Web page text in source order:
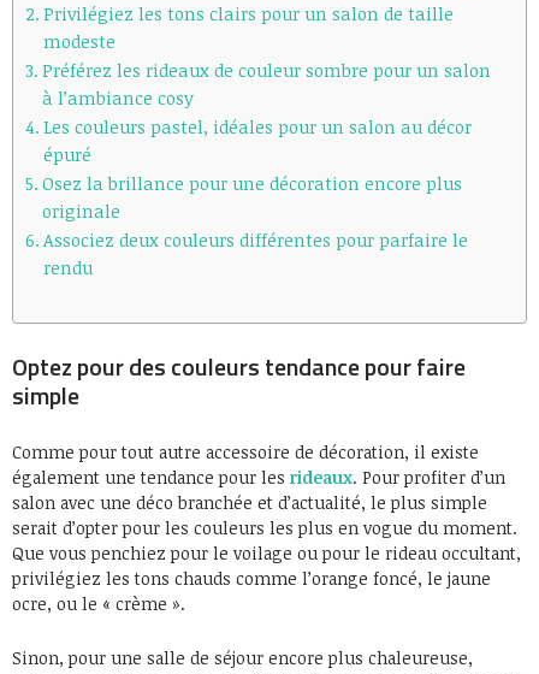
Privilégiez les tons clairs pour un salon de taille
modeste
Préférez les rideaux de couleur sombre pour un salon
à l’ambiance cosy
Les couleurs pastel, idéales pour un salon au décor
épuré
Osez la brillance pour une décoration encore plus
originale
Associez deux couleurs différentes pour parfaire le
rendu
Optez pour des couleurs tendance pour faire
simple
Comme pour tout autre accessoire de décoration, il existe
également une tendance pour les rideaux. Pour profiter d’un
salon avec une déco branchée et d’actualité, le plus simple
serait d’opter pour les couleurs les plus en vogue du moment.
Que vous penchiez pour le voilage ou pour le rideau occultant,
privilégiez les tons chauds comme l’orange foncé, le jaune
ocre, ou le « crème ».
Sinon, pour une salle de séjour encore plus chaleureuse,